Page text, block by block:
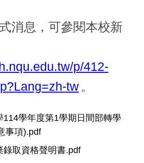
消息，可參閱本校新
p/412-
tw 。
114學年度第1學期日間部轉學
事項).pdf
錄取資格聲明書.pdf